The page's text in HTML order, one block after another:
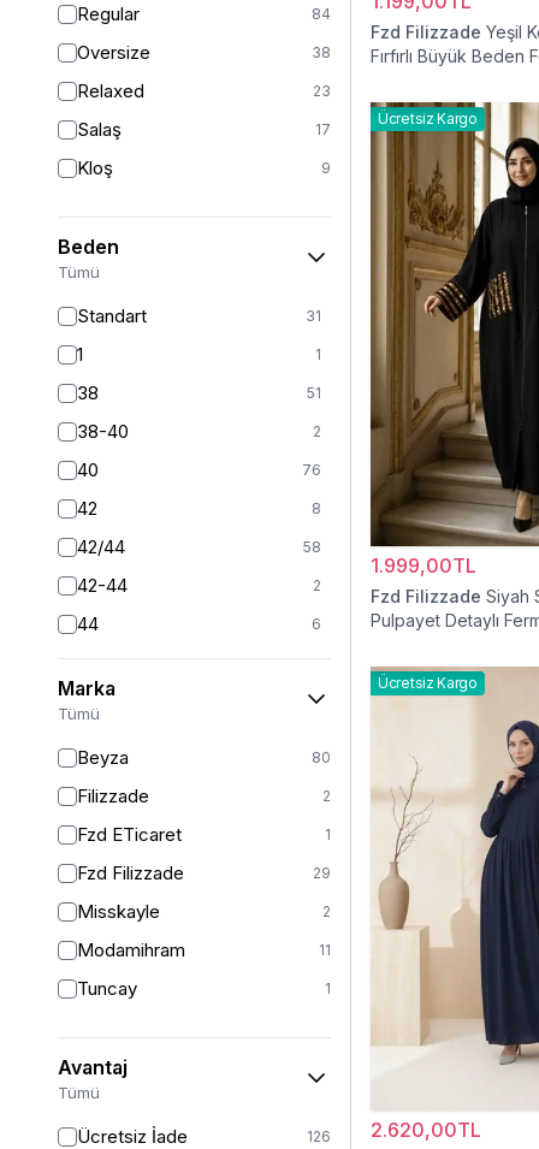
Regular 84
Oversize 38
Relaxed 23
Salaş 17
Kloş 9
Beden
Tümü
Standart 31
1 1
38 51
38-40 2
40 76
42 8
42/44 58
42-44 2
44 6
46 6
46-48 2
Marka
Tümü
Beyza 80
Filizzade 2
Fzd ETicaret 1
Fzd Filizzade 29
Misskayle 2
Modamihram 11
Tuncay 1
Avantaj
Tümü
Ücretsiz İade 126
Fzd Filizzade Yeşil
Fırfırlı Büyük Beden
Ücretsiz Kargo
1.999,00TL
Fzd Filizzade Siyah
Pulpayet Detaylı
Ücretsiz Kargo
2.620,00TL